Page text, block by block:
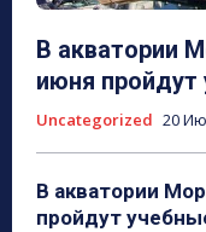
В акватории
июня
Uncategorized 20
В акватории
пройдут